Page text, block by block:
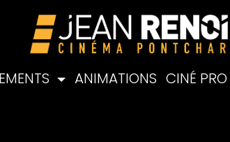
ANIMATIONS CINÉ PRO